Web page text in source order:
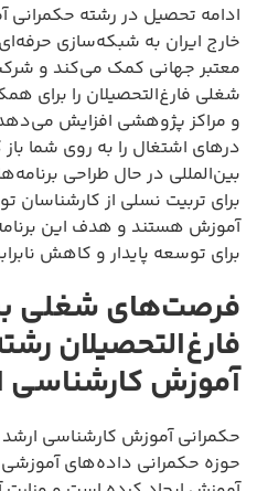
ادامه تحصیل در رشته
خارج ایران به شبکه‌سازی
معتبر جهانی کمک می‌کند و
شغلی فارغ‌التحصیلان را برای
و مراکز پژوهشی افزایش می‌دهد
درهای اشتغال را به روی شما
بین‌المللی در حال طراحی
برای تربیت نسلی از کارشناسان
آموزش هستند و هدف این
برای توسعه پایدار و کاهش
فرصت‌های شغلی
فارغ‌التحصیلان
آموزش کارشناسی
حکمرانی آموزش کارشناسی
حوزه حکمرانی داده‌های